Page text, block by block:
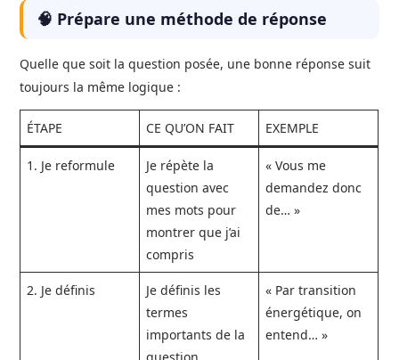
🧠 Prépare une méthode de réponse
Quelle que soit la question posée, une bonne réponse suit
toujours la même logique :
ÉTAPE CE QU’ON FAIT EXEMPLE
1. Je reformule
Je répète la
question avec
mes mots pour
montrer que j’ai
compris
« Vous me
demandez donc
de… »
2. Je définis
Je définis les
termes
importants de la
« Par transition
énergétique, on
entend… »